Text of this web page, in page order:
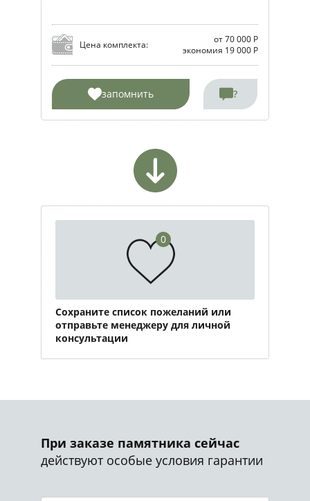
Цена комплекта:
от 70 000 Р
экономия 19 000 Р
запомнить ?
0
Сохраните список пожеланий или
отправьте менеджеру для личной
консультации
При заказе памятника сейчас
действуют особые условия гарантии